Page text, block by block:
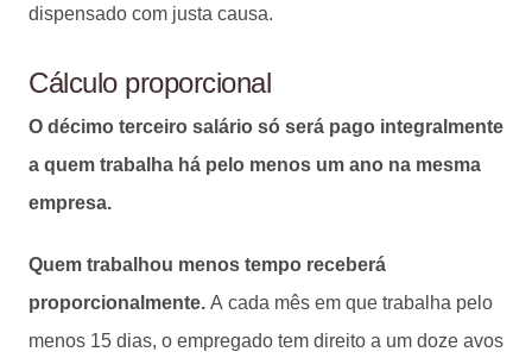
dispensado com justa causa.
Cálculo proporcional
O décimo terceiro salário só será pago integralmente
a quem trabalha há pelo menos um ano na mesma
empresa.
Quem trabalhou menos tempo receberá
proporcionalmente. A cada mês em que trabalha pelo
menos 15 dias, o empregado tem direito a um doze avos